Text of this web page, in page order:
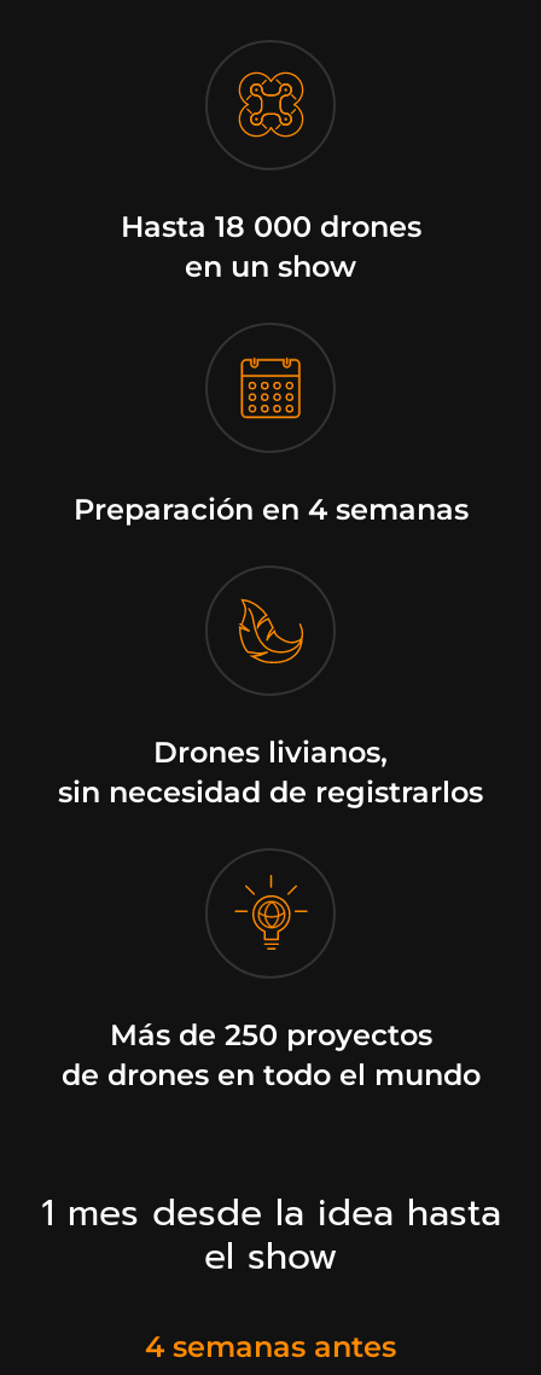
Hasta 18 000 drones
en un show
Preparación en 4 semanas
Drones livianos,
sin necesidad de registrarlos
Más de 250 proyectos
de drones en todo el mundo
1 mes desde la idea hasta
el show
4 semanas antes